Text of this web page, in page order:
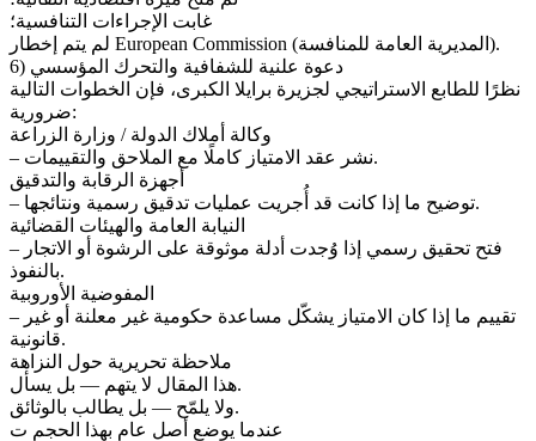
غابت الإجراءات التنافسية؛
لم يتم إخطار European Commission (المديرية العامة للمنافسة).
6) دعوة علنية للشفافية والتحرك المؤسسي
نظرًا للطابع الاستراتيجي لجزيرة برايلا الكبرى، فإن الخطوات التالية
ضرورية:
وكالة أملاك الدولة / وزارة الزراعة
– نشر عقد الامتياز كاملًا مع الملاحق والتقييمات.
أجهزة الرقابة والتدقيق
– توضيح ما إذا كانت قد أُجريت عمليات تدقيق رسمية ونتائجها.
النيابة العامة والهيئات القضائية
– فتح تحقيق رسمي إذا وُجدت أدلة موثوقة على الرشوة أو الاتجار
بالنفوذ.
المفوضية الأوروبية
– تقييم ما إذا كان الامتياز يشكّل مساعدة حكومية غير معلنة أو غير
قانونية.
ملاحظة تحريرية حول النزاهة
هذا المقال لا يتهم — بل يسأل.
ولا يلمّح — بل يطالب بالوثائق.
عندما يوضع أصل عام بهذا الحجم ت